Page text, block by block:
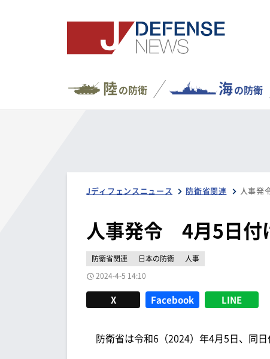
陸の防衛 海の防衛
Jディフェンスニュース 防衛省関連 人事発
人事発令 4月5日付
防衛省関連 日本の防衛
人事
2024-4-5 14:10
X Facebook LINE
防衛省は令和6（2024）年4月5日、同日